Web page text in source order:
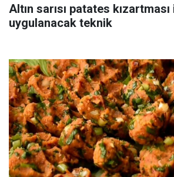
Altın sarısı patates kızartması
uygulanacak teknik